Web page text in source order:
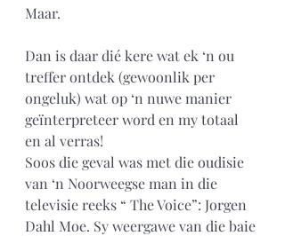
Maar.
Dan is daar dié kere wat ek ‘n ou
treffer ontdek (gewoonlik per
ongeluk) wat op ‘n nuwe manier
geïnterpreteer word en my totaal
en al verras!
Soos die geval was met die oudisie
van ‘n Noorweegse man in die
televisie reeks “ The Voice”: Jorgen
Dahl Moe. Sy weergawe van die baie